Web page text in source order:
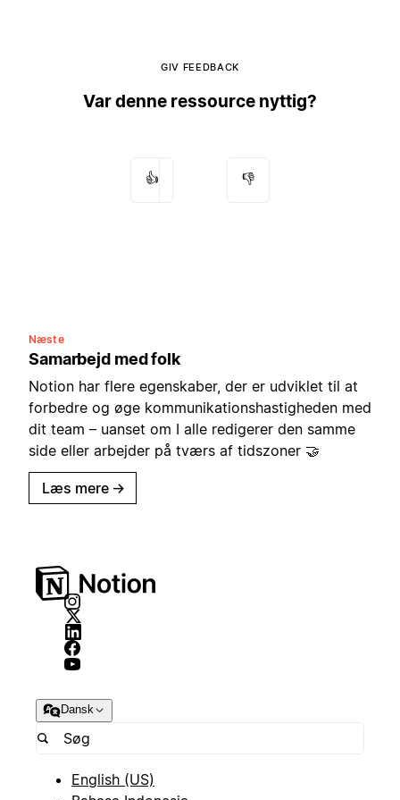
GIV FEEDBACK
Var denne ressource nyttig?
👍 👎
Næste
Samarbejd med folk
Notion har flere egenskaber, der er udviklet til at
forbedre og øge kommunikationshastigheden med
dit team – uanset om I alle redigerer den samme
side eller arbejder på tværs af tidszoner 🤝
Læs mere →
Dansk
English (US)